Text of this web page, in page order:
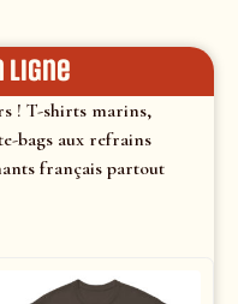
ligne
! T-shirts marins,
bags aux refrains
français partout